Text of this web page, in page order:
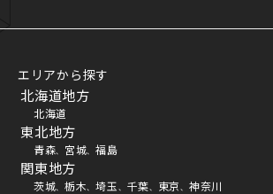
エリアから探す
北海道地方
北海道
東北地方
青森、 宮城、 福島
関東地方
茨城、 栃木、 埼玉、 千葉、 東京、 神奈川